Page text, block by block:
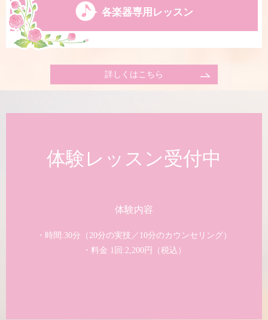
各楽器専用レッスン
詳しくはこちら
体験レッスン受付中
体験内容
・時間:30分（20分の実技／10分のカウンセリング）
・料金 1回:2,200円（税込）